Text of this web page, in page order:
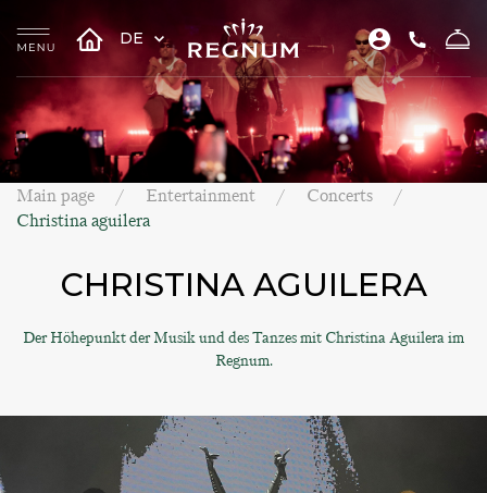
DE
Main page Entertainment
Concerts
Christina aguilera
CHRISTINA AGUILERA
Der Höhepunkt der Musik und des Tanzes mit Christina Aguilera im
Regnum.